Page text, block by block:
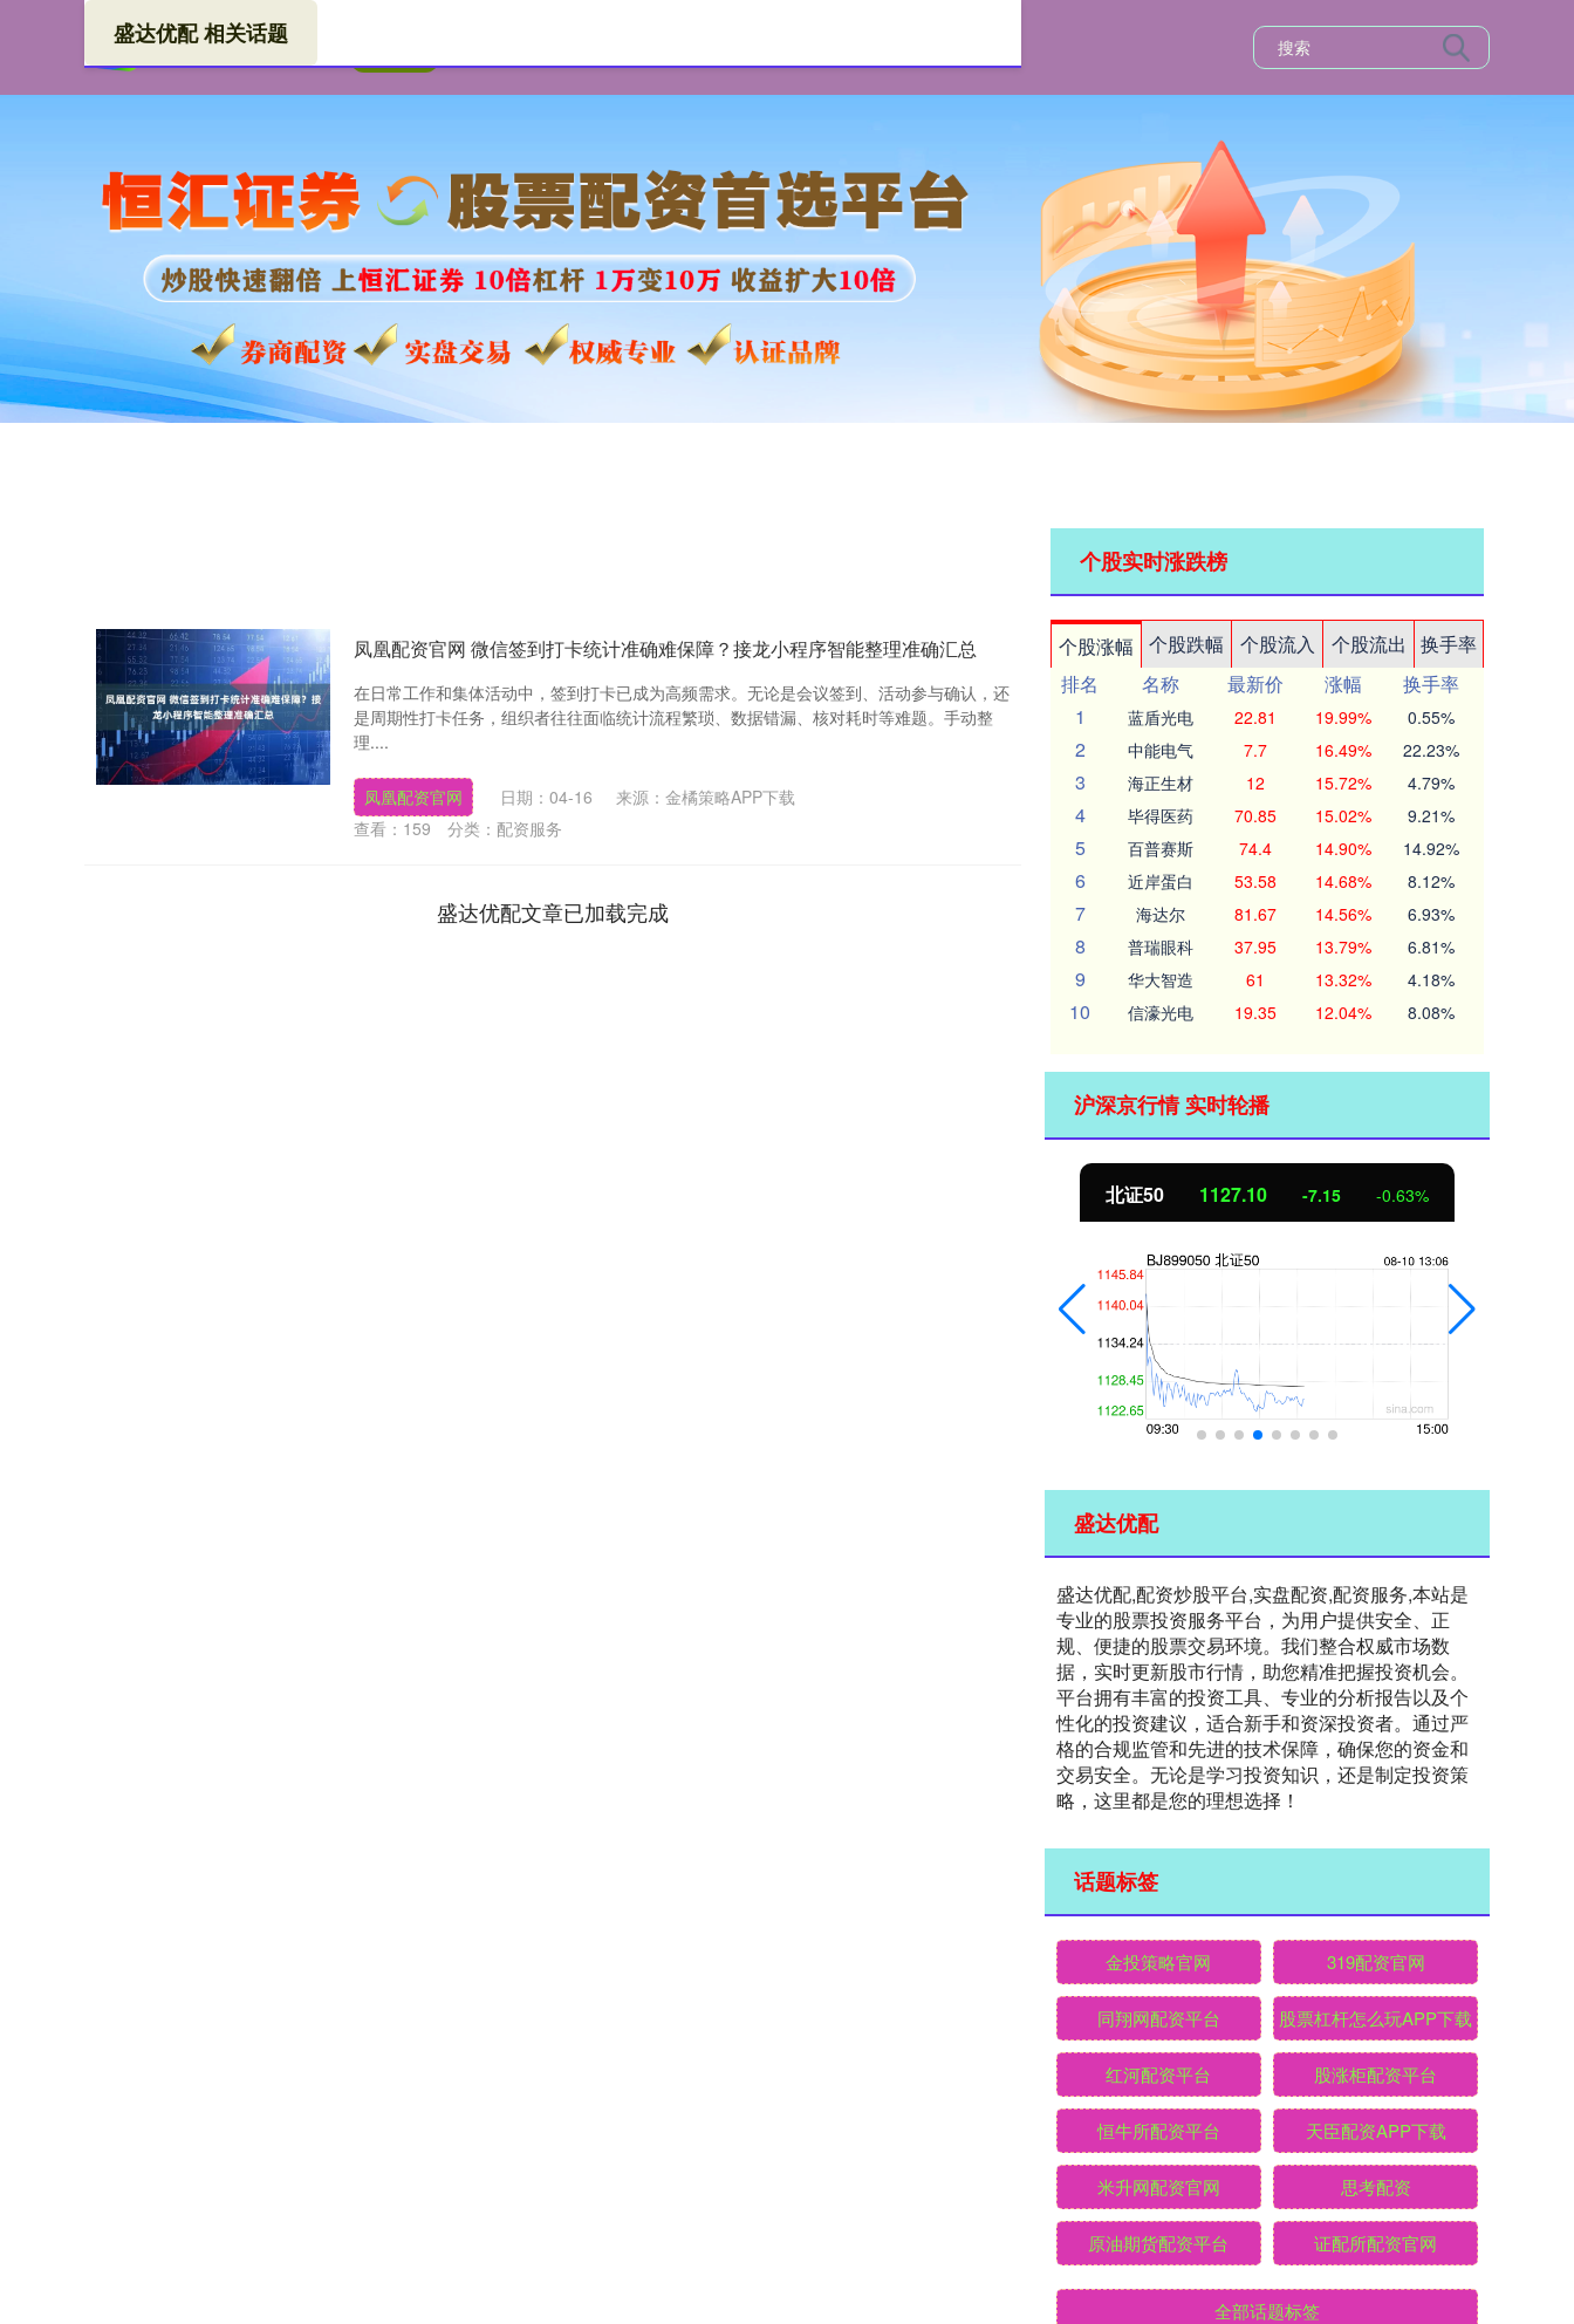
盛达优配 相关话题
凤凰配资官网 微信签到打卡统计准确难保障？接龙小程序智能整理准确汇总
在日常工作和集体活动中，签到打卡已成为高频需求。无论是会议签到、活动参与确认，还
是周期性打卡任务，组织者往往面临统计流程繁琐、数据错漏、核对耗时等难题。手动整
理....
凤凰配资官网 日期：04-16
来源：金橘策略APP下载
查看： 159 分类： 配资服务
盛达优配文章已加载完成
个股实时涨跌榜
个股涨幅 个股跌幅 个股流入 个股流出
换手率
排名
名称 最新价 涨幅
换手率
1
蓝盾光电 22.81 19.99% 0.55%
2 中能电气 7.7 16.49% 22.23%
3 海正生材 12 15.72% 4.79%
4 毕得医药 70.85 15.02% 9.21%
5 百普赛斯 74.4 14.90% 14.92%
6 近岸蛋白 53.58 14.68% 8.12%
7 海达尔 81.67 14.56% 6.93%
8 普瑞眼科 37.95 13.79% 6.81%
9 华大智造 61 13.32% 4.18%
10 信濠光电 19.35 12.04% 8.08%
沪深京行情 实时轮播
北证50 1127.10 -7.15 -0.63%
盛达优配
盛达优配,配资炒股平台,实盘配资,配资服务,本站是
专业的股票投资服务平台，为用户提供安全、正
规、便捷的股票交易环境。我们整合权威市场数
据，实时更新股市行情，助您精准把握投资机会。
平台拥有丰富的投资工具、专业的分析报告以及个
性化的投资建议，适合新手和资深投资者。通过严
格的合规监管和先进的技术保障，确保您的资金和
交易安全。无论是学习投资知识，还是制定投资策
略，这里都是您的理想选择！
话题标签
金投策略官网 319配资官网
同翔网配资平台 股票杠杆怎么玩APP下载
红河配资平台 股涨柜配资平台
恒牛所配资平台 天臣配资APP下载
米升网配资官网 思考配资
原油期货配资平台 证配所配资官网
全部话题标签